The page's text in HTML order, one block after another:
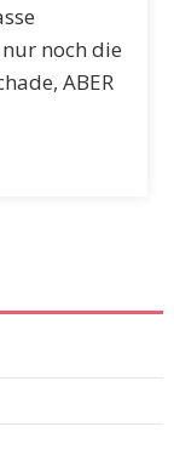
noch die
ABER